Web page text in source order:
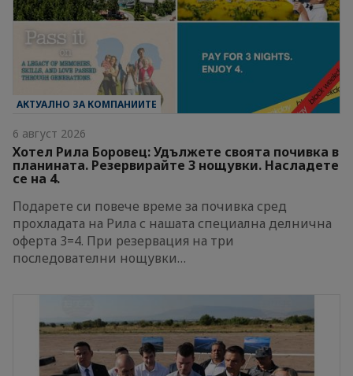
АКТУАЛНО ЗА КОМПАНИИТЕ
6 август 2026
Хотел Рила Боровец: Удължете своята почивка в
планината. Резервирайте 3 нощувки. Насладете
се на 4.
Подарете си повече време за почивка сред
прохладата на Рила с нашата специална делнична
оферта 3=4. При резервация на три
последователни нощувки…